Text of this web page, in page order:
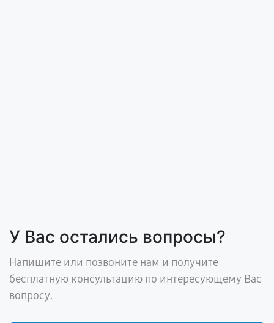
У Вас остались вопросы?
Напишите или позвоните нам и получите
бесплатную консультацию по интересующему Вас
вопросу.